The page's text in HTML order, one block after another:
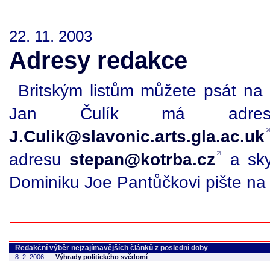
22. 11. 2003
Adresy redakce
Britským listům můžete psát
Jan Čulík má
J.Culik@slavonic.arts.gla.ac.uk
adresu stepan@kotrba.cz
a
Dominiku Joe Pantůčkovi pište
Redakční výběr nejzajímavějších článků z poslední doby
8. 2. 2006
Výhrady politického svědomí